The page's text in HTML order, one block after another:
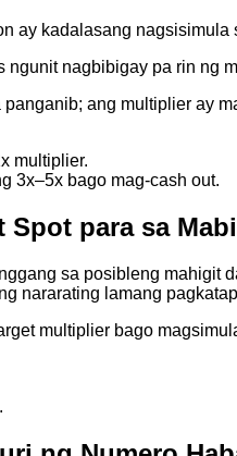
ay kadalasang
nagbibigay pa rin ng
ang multiplier ay
multiplier.
3x–5x bago mag-cash out.
para sa
sa posibleng
nararating lamang
multiplier bago